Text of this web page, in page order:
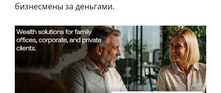
бизнесмены за деньгами.